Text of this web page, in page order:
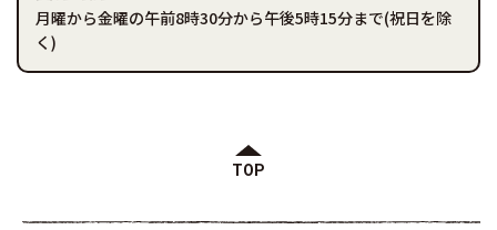
月曜から金曜の午前8時30分から午後5時15分まで(祝日を除
く)
TOP